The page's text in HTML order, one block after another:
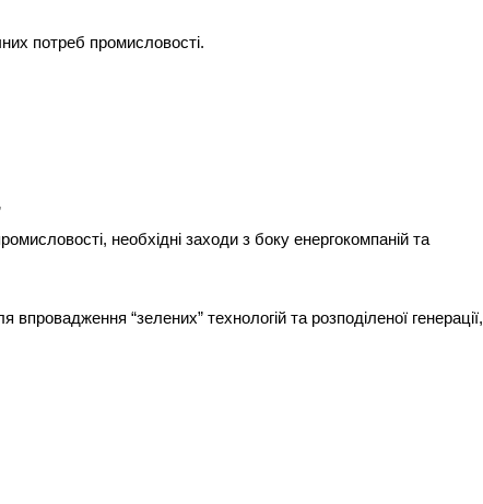
потреб промисловості.
необхідні заходи з боку енергокомпаній та
впровадження “зелених” технологій та розподіленої генерації,